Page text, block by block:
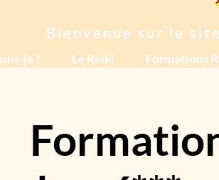
Bienvenue sur le
je ? Le Reiki Formations